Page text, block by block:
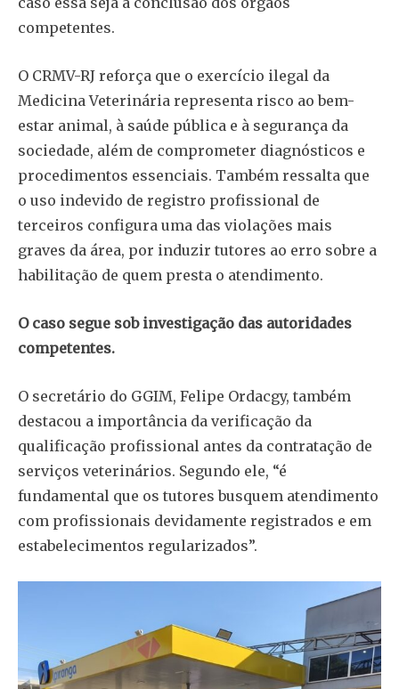
competentes.
O CRMV-RJ reforça que o exercício ilegal da
Medicina Veterinária representa risco ao bem-
estar animal, à saúde pública e à segurança da
sociedade, além de comprometer diagnósticos e
procedimentos essenciais. Também ressalta que
o uso indevido de registro profissional de
terceiros configura uma das violações mais
graves da área, por induzir tutores ao erro sobre a
habilitação de quem presta o atendimento.
O caso segue sob investigação das autoridades
competentes.
O secretário do GGIM, Felipe Ordacgy, também
destacou a importância da verificação da
qualificação profissional antes da contratação de
serviços veterinários. Segundo ele, “é
fundamental que os tutores busquem atendimento
com profissionais devidamente registrados e em
estabelecimentos regularizados”.